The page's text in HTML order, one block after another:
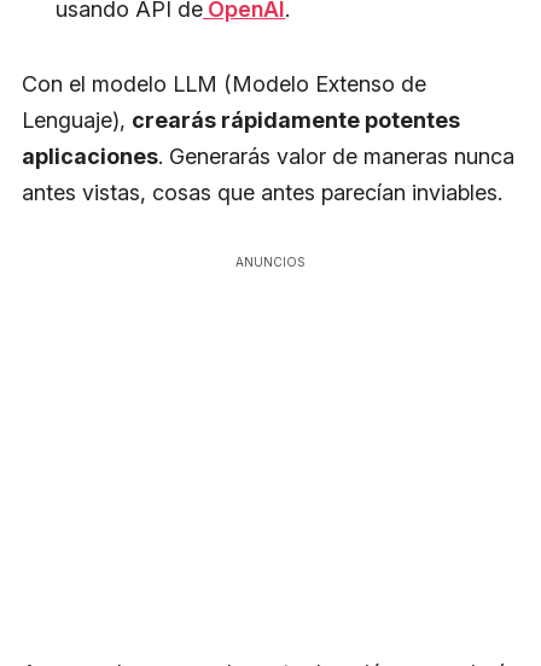
usando API de OpenAI.
Con el modelo LLM (Modelo Extenso de
Lenguaje), crearás rápidamente potentes
aplicaciones. Generarás valor de maneras nunca
antes vistas, cosas que antes parecían inviables.
ANUNCIOS